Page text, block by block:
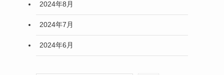
2024年8月
2024年7月
2024年6月